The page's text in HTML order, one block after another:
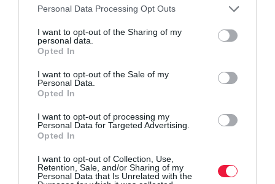
Please note that this website/app uses one or more Google
not limited to your visit or usage behaviour. You may click to
grant or deny consent to Google and its third-party tags to
use your data for below specified purposes in below Google
consent section.
Personal Data Processing Opt Outs
I want to opt-out of the Sharing of my
personal data.
Opted In
I want to opt-out of the Sale of my
Personal Data.
Opted In
I want to opt-out of processing my
Personal Data for Targeted Advertising.
Opted In
I want to opt-out of Collection, Use,
Retention, Sale, and/or Sharing of my
Personal Data that Is Unrelated with the
Peugeot E-3008/3008
Renault Scenic
Toyota C-HR
Volvo EX30
2023 Év Autója a tisztán elektromos hajtású Jeep Avenger lett.
suv bigster ár autó sandero